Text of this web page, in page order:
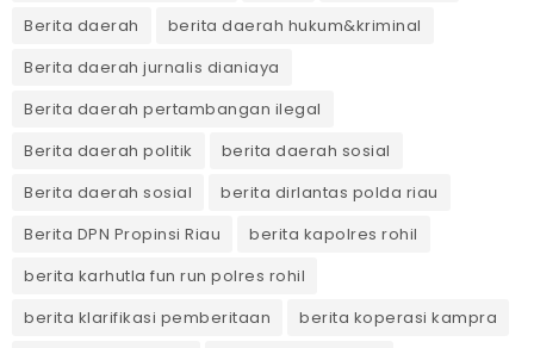
Berita daerah
berita daerah hukum&kriminal
Berita daerah jurnalis dianiaya
Berita daerah pertambangan ilegal
Berita daerah politik
berita daerah sosial
Berita daerah sosial
berita dirlantas polda riau
Berita DPN Propinsi Riau
berita kapolres rohil
berita karhutla fun run polres rohil
berita klarifikasi pemberitaan
berita koperasi kampra